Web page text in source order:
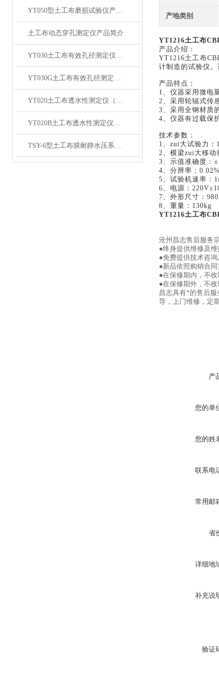
YT050型土工布磨损试验仪产品展示
土工布动态穿孔测定仪产品简介
YT030土工布有效孔径测定仪（湿筛法）产品简介
YT030G土工布有效孔径测定仪（干筛法）产品简介
YT020土工布透水性测定仪（台式）产品简介
YT020B土工布透水性测定仪（落地式）产品简介
TSY-6型土工布膜耐静水压系数试验仪产品简介
产地类别
YT1216土工布
产品介绍：
YT1216土工布
计制造的试验仪
产品特点：
1、仪器采用微电
2、采用轮辐式传
3、采用全钢材质
4、仪器有过载保
技术参数：
1、zui大试验力：
2、横梁zui大移动
3、示值准确度：
4、分辨率：
5、试验机速率：
6、电源：
7、外形尺寸：
8、重量：130kg
YT1216土工布
沧州昌志售后服务
●终身提供维修及
●免费提供技术咨
●新品依照购销合
●在保修期内，不
●在保修期外，不
昌志具有*的售后
导，上门维修，定
产
您的单
您的姓
联系电
常用邮
省
详细地
补充说
验证